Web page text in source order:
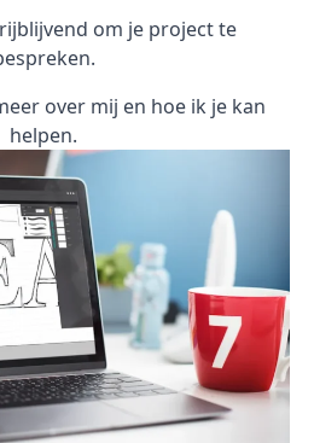
om je project te
over mij en hoe ik je kan
helpen.